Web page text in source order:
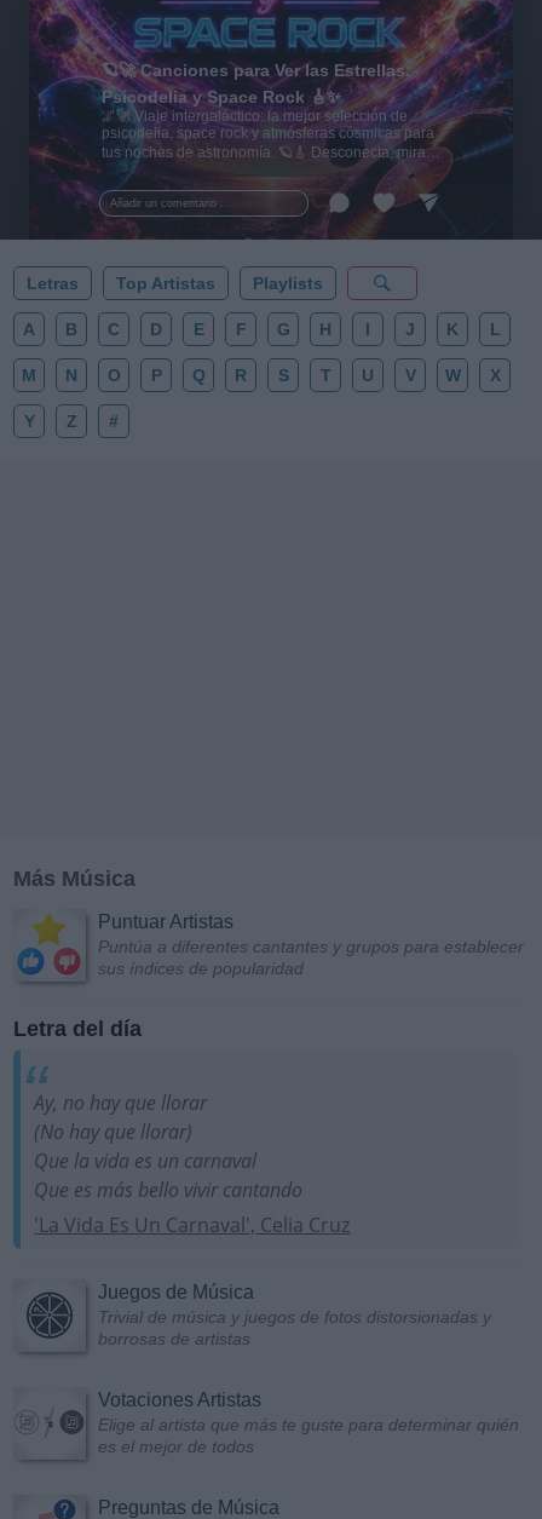
Añadir un comentario ...
🪐🚀 Canciones para Ver las Estrellas:
Psicodelia y Space Rock 🎸✨
🌌🚀 Viaje intergaláctico: la mejor selección de
psicodelia, space rock y atmósferas cósmicas para
tus noches de astronomía. 🪐🎸 Desconecta, mira
al firmamento y siente la gravedad cero. 💾 ¡Guarda
esta colección para tu próxima noche estrellada!
✨⭐
Letras Top Artistas Playlists
A B C D E F G H I J K L
M N O P Q R S T U V W X
Y Z #
Más Música
Puntuar Artistas
Puntúa a diferentes cantantes y grupos para establecer
sus índices de popularidad
Letra del día
Ay, no hay que llorar
(No hay que llorar)
Que la vida es un carnaval
Que es más bello vivir cantando
'La Vida Es Un Carnaval', Celia Cruz
Juegos de Música
Trivial de música y juegos de fotos distorsionadas y
borrosas de artistas
Votaciones Artistas
Elige al artista que más te guste para determinar quién
es el mejor de todos
Preguntas de Música